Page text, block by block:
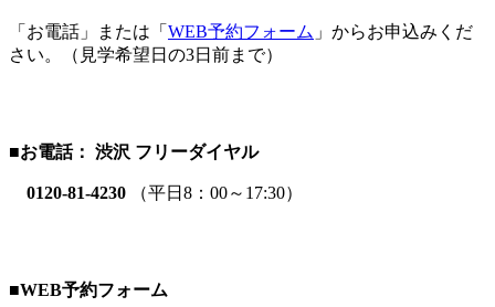
「お電話」または「 WEB予約フォーム 」からお申込みくだ
さい。（見学希望日の3日前まで）
■お電話： 渋沢 フリーダイヤル
0120-81-4230 （平日8：00～17:30）
■WEB予約フォーム